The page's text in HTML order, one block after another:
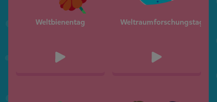
Weltbienentag Weltraumforschungstag